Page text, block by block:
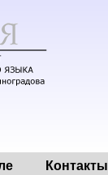
Контакты